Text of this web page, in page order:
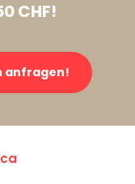
CHF!
anfragen!